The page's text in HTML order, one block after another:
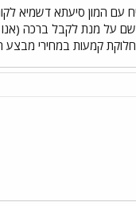
המון סיעתא דשמיא
על מנת לקבל ברכה (אנו
לחלוקת קמעות במחירי